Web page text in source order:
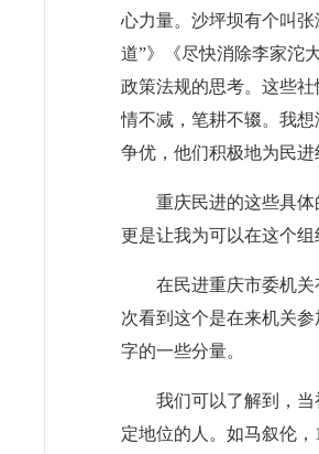
心力量。沙坪坝有个叫
道”》《尽快消除李家沱
政策法规的思考。这些
情不减，笔耕不辍。我
争优，他们积极地为民
重庆民进的这些具
更是让我为可以在这个组
在民进重庆市委机
次看到这个是在来机关
字的一些分量。
我们可以了解到，
定地位的人。如马叙伦，